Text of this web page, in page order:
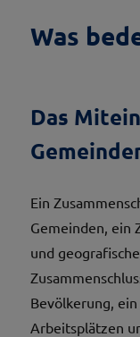
Was
Das
Ein
Gemeinden, ein
und
Bevölkerung,
Arbeitsplätzen